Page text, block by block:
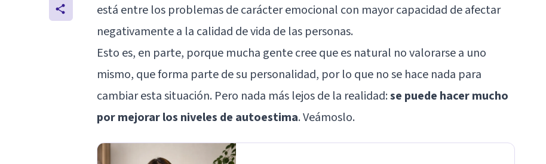
está entre los problemas de carácter emocional con mayor capacidad de afectar
negativamente a la calidad de vida de las personas.
Esto es, en parte, porque mucha gente cree que es natural no valorarse a uno
mismo, que forma parte de su personalidad, por lo que no se hace nada para
cambiar esta situación. Pero nada más lejos de la realidad:se puede hacer mucho
por mejorar los niveles de autoestima. Veámoslo.